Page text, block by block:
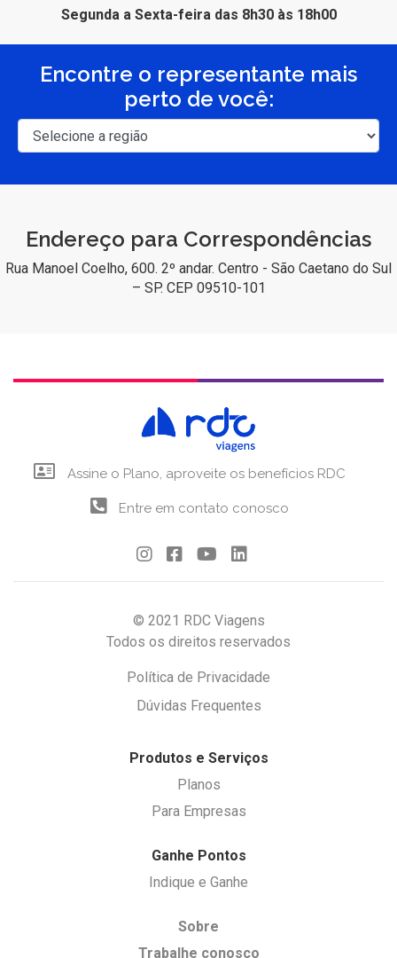
Segunda a Sexta-feira das 8h30 às 18h00
Encontre o representante mais
perto de você:
Endereço para Correspondências
Rua Manoel Coelho, 600. 2º andar. Centro - São Caetano do Sul
– SP. CEP 09510-101
Assine o Plano, aproveite os benefícios RDC
Entre em contato conosco
© 2021 RDC Viagens
Todos os direitos reservados
Política de Privacidade
Dúvidas Frequentes
Produtos e Serviços
Planos
Para Empresas
Ganhe Pontos
Indique e Ganhe
Sobre
Trabalhe conosco